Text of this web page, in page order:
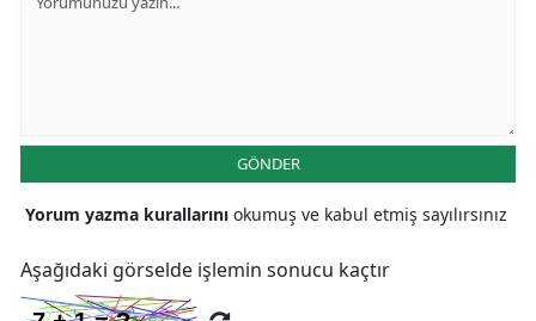
Manisa
GÖNDER
Yorum yazma kurallarını okumuş ve kabul etmiş sayılırsınız
Aşağıdaki görselde işlemin sonucu kaçtır